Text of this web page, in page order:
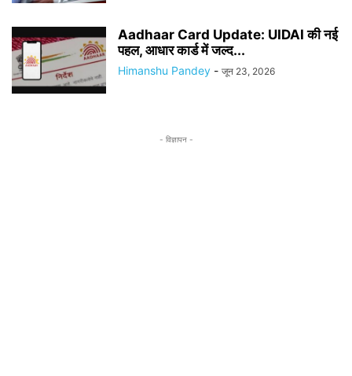
Aadhaar Card Update: UIDAI की नई
पहल, आधार कार्ड में जल्द...
Himanshu Pandey - जून 23, 2026
- विज्ञापन -